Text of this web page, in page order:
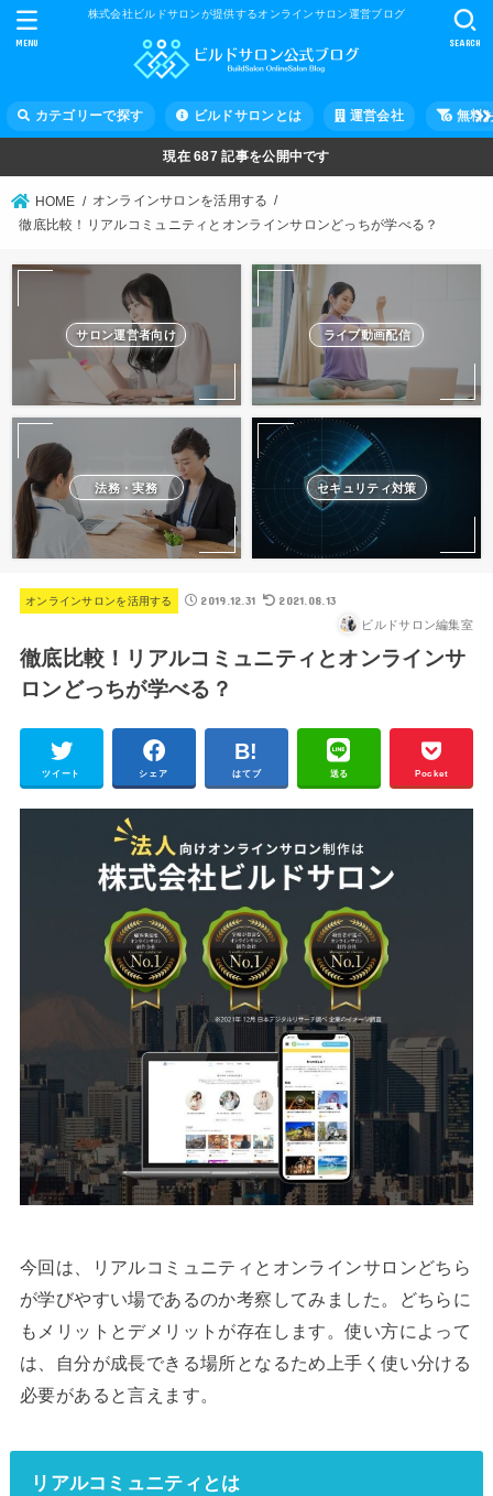
株式会社ビルドサロンが提供するオンラインサロン運営ブログ
カテゴリーで探す ビルドサロンとは 運営会社 無料
SEARCH
MENU
現在687 記事を公開中です
HOME
オンラインサロンを活用する
徹底比較！リアルコミュニティとオンラインサロンどっちが学べる？
サロン運営者向け ライブ動画配信
法務・実務 セキュリティ対策
オンラインサロンを活用する 2019.12.31
2021.08.13
ビルドサロン編集室
徹底比較！リアルコミュニティとオンラインサ
ロンどっちが学べる？
ツイート シェア はてブ 送る Pocket
今回は、リアルコミュニティとオンラインサロンどちら
が学びやすい場であるのか考察してみました。どちらに
もメリットとデメリットが存在します。使い方によって
は、自分が成長できる場所となるため上手く使い分ける
必要があると言えます。
リアルコミュニティとは